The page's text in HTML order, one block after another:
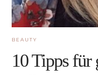
BEAUTY
10 Tipps für